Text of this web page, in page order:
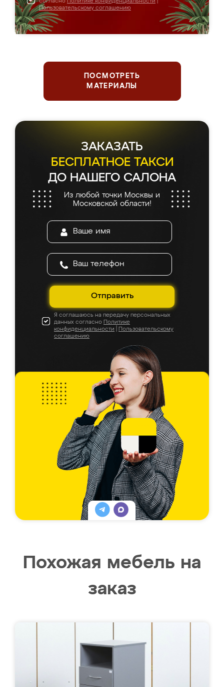
Пользовательскому соглашению
ПОСМОТРЕТЬ
МАТЕРИАЛЫ
ЗАКАЗАТЬ
БЕСПЛАТНОЕ ТАКСИ
ДО НАШЕГО САЛОНА
Из любой точки Москвы и
Московской области!
Отправить
Я соглашаюсь на передачу персональных
данных согласно Политике
конфиденциальности
Пользовательскому
соглашению
Похожая мебель на
заказ